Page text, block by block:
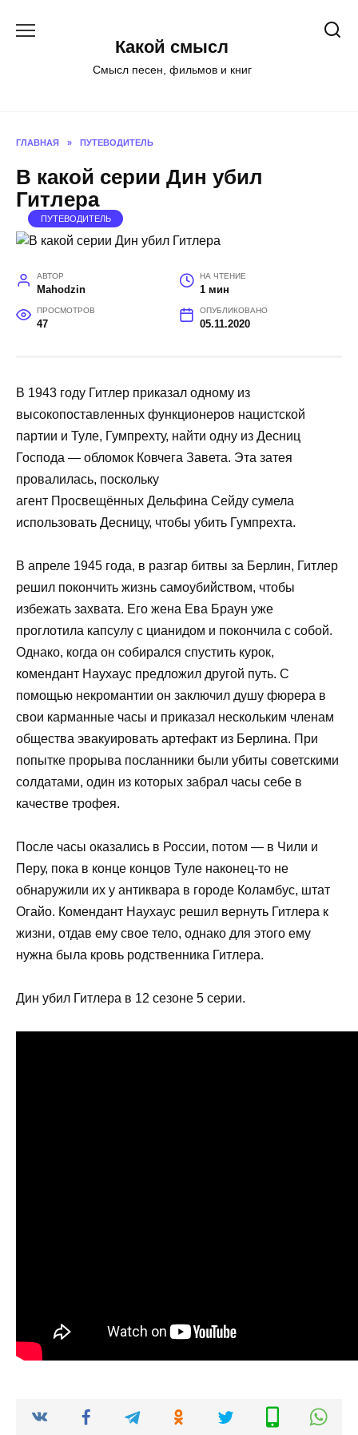
Какой смысл
Смысл песен, фильмов и книг
ГЛАВНАЯ » ПУТЕВОДИТЕЛЬ
В какой серии Дин убил
Гитлера
ПУТЕВОДИТЕЛЬ
АВТОР
Mahodzin
НА ЧТЕНИЕ
1 мин
ПРОСМОТРОВ
47
ОПУБЛИКОВАНО
05.11.2020
В 1943 году Гитлер приказал одному из
высокопоставленных функционеров нацистской
партии и Туле, Гумпрехту, найти одну из Десниц
Господа — обломок Ковчега Завета. Эта затея
провалилась, поскольку
агент Просвещённых Дельфина Сейду сумела
использовать Десницу, чтобы убить Гумпрехта.
В апреле 1945 года, в разгар битвы за Берлин, Гитлер
решил покончить жизнь самоубийством, чтобы
избежать захвата. Его жена Ева Браун уже
проглотила капсулу с цианидом и покончила с собой.
Однако, когда он собирался спустить курок,
комендант Наухаус предложил другой путь. С
помощью некромантии он заключил душу фюрера в
свои карманные часы и приказал нескольким членам
общества эвакуировать артефакт из Берлина. При
попытке прорыва посланники были убиты советскими
солдатами, один из которых забрал часы себе в
качестве трофея.
После часы оказались в России, потом — в Чили и
Перу, пока в конце концов Туле наконец-то не
обнаружили их у антиквара в городе Коламбус, штат
Огайо. Комендант Наухаус решил вернуть Гитлера к
жизни, отдав ему свое тело, однако для этого ему
нужна была кровь родственника Гитлера.
Дин убил Гитлера в 12 сезоне 5 серии.